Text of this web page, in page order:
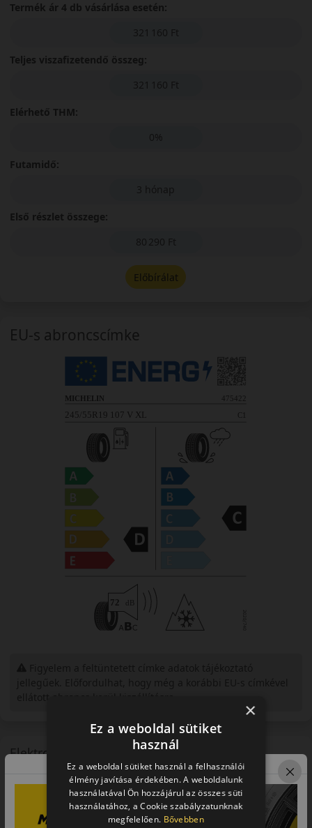
Elektromos autókra is
Ezt az abroncsot a gyártó mind hagyományos, mind
elektromos autókra ajánlja. Az elektromos autókra való gumik
olyan gumiabroncsok, amelyek kifejezetten az elektromos
járművek sajátosságaihoz igazodnak. Az elektromos autók
Termék ár 4 db vásárlása esetén:
321 160 Ft
Teljes viszafizetendő összeg:
321 160 Ft
Elérhető THM:
0%
Futamidő:
3 hónap
Első részlet összege:
80 290 Ft
Előbírálat
EU-s abroncscímke
×
Ez a weboldal sütiket
használ
Ez a weboldal sütiket használ a felhasználói
élmény javítása érdekében. A weboldalunk
használatával Ön hozzájárul az összes süti
használatához, a Cookie szabályzatunknak
megfelelően. Bővebben